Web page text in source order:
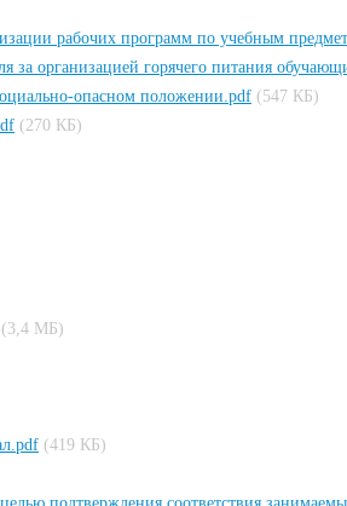
рабочих программ по учебным
за организацией горячего питания
опасном положении.pdf (547 КБ)
(270 КБ)
(3,4 МБ)
(419 КБ)